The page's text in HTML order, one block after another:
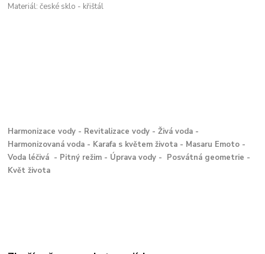
Materiál: české sklo - křištál
Harmonizace vody - Revitalizace vody - Živá voda -
Harmonizovaná voda - Karafa s květem života - Masaru Emoto -
Voda léčivá - Pitný režim - Úprava vody - Posvátná geometrie -
Květ života